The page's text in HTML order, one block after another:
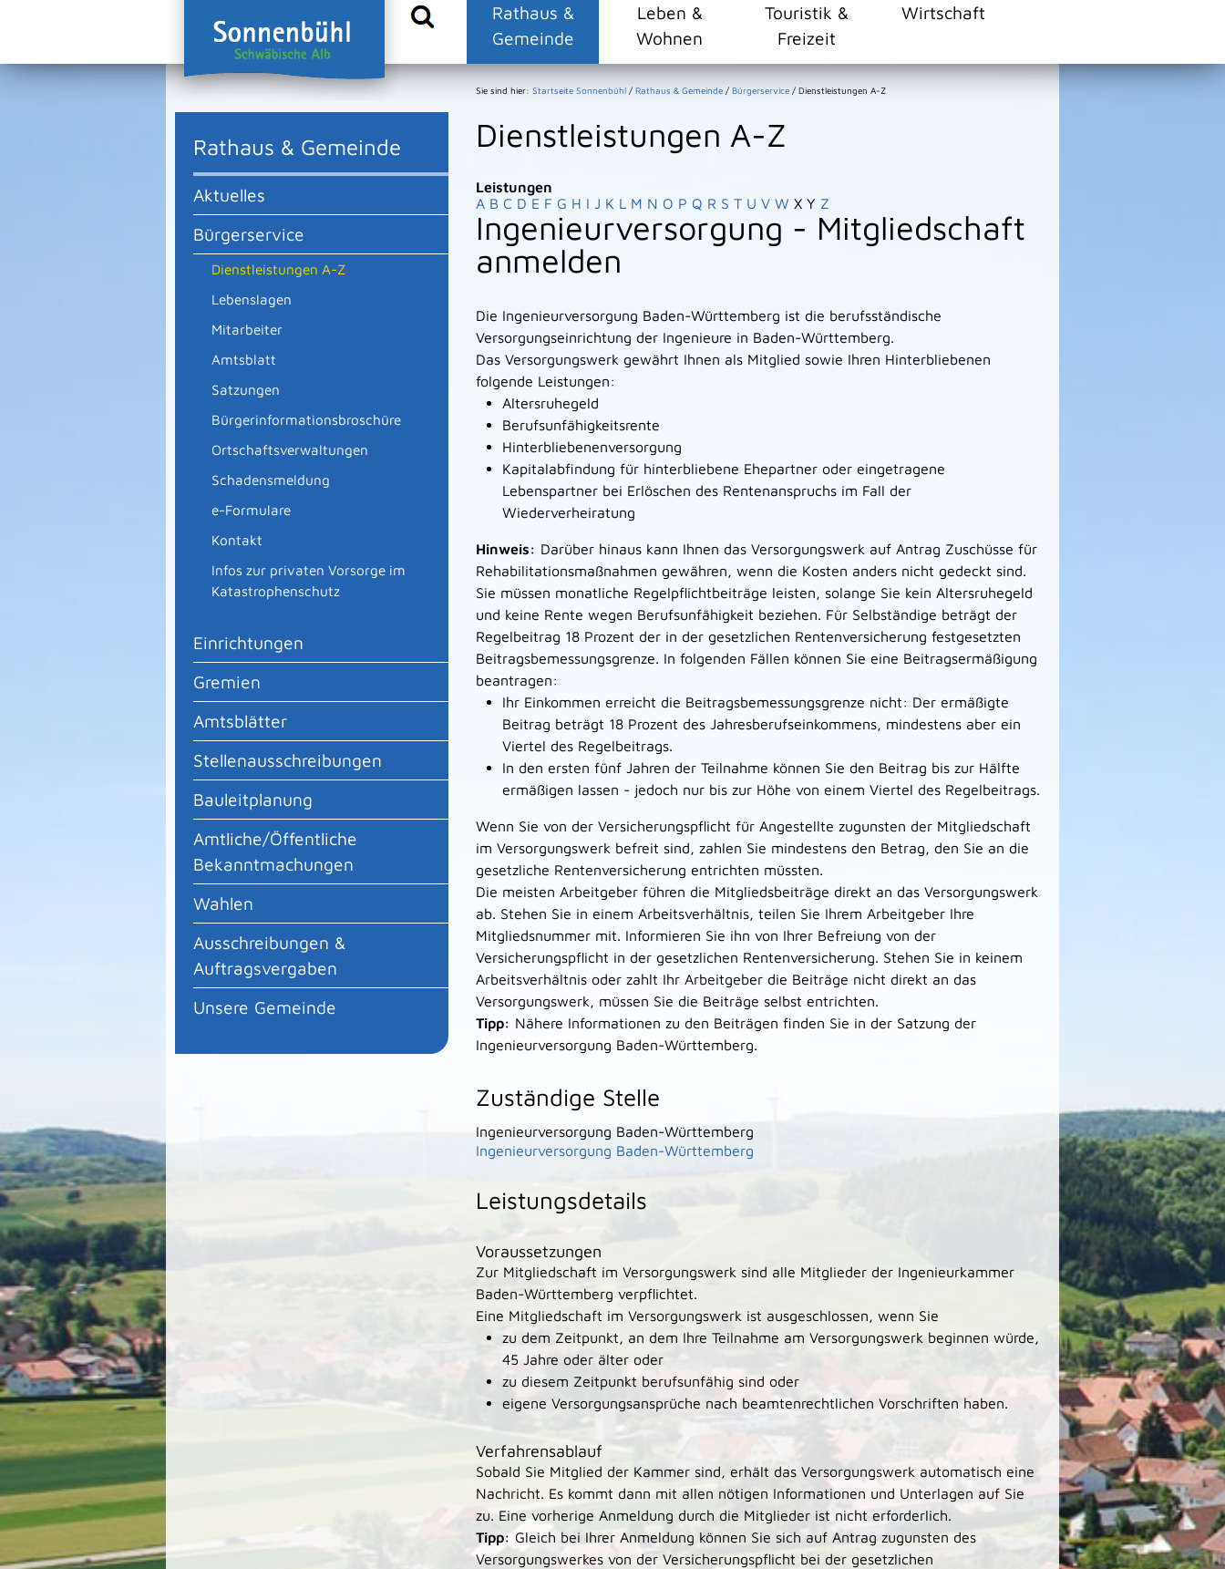
Rathaus &
Gemeinde
Leben &
Wohnen
Touristik &
Freizeit
Wirtschaft
Rathaus & Gemeinde
Aktuelles
Bürgerservice
Dienstleistungen A-Z
Lebenslagen
Mitarbeiter
Amtsblatt
Satzungen
Bürgerinformationsbroschüre
Ortschaftsverwaltungen
Schadensmeldung
e-Formulare
Kontakt
Infos zur privaten Vorsorge im
Katastrophenschutz
Einrichtungen
Gremien
Amtsblätter
Stellenausschreibungen
Bauleitplanung
Amtliche/Öffentliche
Bekanntmachungen
Wahlen
Ausschreibungen &
Auftragsvergaben
Unsere Gemeinde
Sie sind hier: Startseite Sonnenbühl / Rathaus & Gemeinde / Bürgerservice / Dienstleistungen A-Z
Dienstleistungen A-Z
Leistungen
A B C D E F G H I J K L M N O P Q R S T U V W X Y Z
Ingenieurversorgung - Mitgliedschaft
anmelden
Die Ingenieurversorgung Baden-Württemberg ist die berufsständische
Versorgungseinrichtung der Ingenieure in Baden-Württemberg.
Das Versorgungswerk gewährt Ihnen als Mitglied sowie Ihren Hinterbliebenen
folgende Leistungen:
Altersruhegeld
Berufsunfähigkeitsrente
Hinterbliebenenversorgung
Kapitalabfindung für hinterbliebene Ehepartner oder eingetragene
Lebenspartner bei Erlöschen des Rentenanspruchs im Fall der
Wiederverheiratung
Hinweis: Darüber hinaus kann Ihnen das Versorgungswerk auf Antrag Zuschüsse für
Rehabilitationsmaßnahmen gewähren, wenn die Kosten anders nicht gedeckt sind.
Sie müssen monatliche Regelpflichtbeiträge leisten, solange Sie kein Altersruhegeld
und keine Rente wegen Berufsunfähigkeit beziehen. Für Selbständige beträgt der
Regelbeitrag 18 Prozent der in der gesetzlichen Rentenversicherung festgesetzten
Beitragsbemessungsgrenze. In folgenden Fällen können Sie eine Beitragsermäßigung
beantragen:
Ihr Einkommen erreicht die Beitragsbemessungsgrenze nicht: Der ermäßigte
Beitrag beträgt 18 Prozent des Jahresberufseinkommens, mindestens aber ein
Viertel des Regelbeitrags.
In den ersten fünf Jahren der Teilnahme können Sie den Beitrag bis zur Hälfte
ermäßigen lassen - jedoch nur bis zur Höhe von einem Viertel des Regelbeitrags.
Wenn Sie von der Versicherungspflicht für Angestellte zugunsten der Mitgliedschaft
im Versorgungswerk befreit sind, zahlen Sie mindestens den Betrag, den Sie an die
gesetzliche Rentenversicherung entrichten müssten.
Die meisten Arbeitgeber führen die Mitgliedsbeiträge direkt an das Versorgungswerk
ab. Stehen Sie in einem Arbeitsverhältnis, teilen Sie Ihrem Arbeitgeber Ihre
Mitgliedsnummer mit. Informieren Sie ihn von Ihrer Befreiung von der
Versicherungspflicht in der gesetzlichen Rentenversicherung. Stehen Sie in keinem
Arbeitsverhältnis oder zahlt Ihr Arbeitgeber die Beiträge nicht direkt an das
Versorgungswerk, müssen Sie die Beiträge selbst entrichten.
Tipp: Nähere Informationen zu den Beiträgen finden Sie in der Satzung der
Ingenieurversorgung Baden-Württemberg.
Zuständige Stelle
Ingenieurversorgung Baden-Württemberg
Ingenieurversorgung Baden-Württemberg
Leistungsdetails
Voraussetzungen
Zur Mitgliedschaft im Versorgungswerk sind alle Mitglieder der Ingenieurkammer
Baden-Württemberg verpflichtet.
Eine Mitgliedschaft im Versorgungswerk ist ausgeschlossen, wenn Sie
zu dem Zeitpunkt, an dem Ihre Teilnahme am Versorgungswerk beginnen würde,
45 Jahre oder älter oder
zu diesem Zeitpunkt berufsunfähig sind oder
eigene Versorgungsansprüche nach beamtenrechtlichen Vorschriften haben.
Verfahrensablauf
Sobald Sie Mitglied der Kammer sind, erhält das Versorgungswerk automatisch eine
Nachricht. Es kommt dann mit allen nötigen Informationen und Unterlagen auf Sie
zu. Eine vorherige Anmeldung durch die Mitglieder ist nicht erforderlich.
Tipp: Gleich bei Ihrer Anmeldung können Sie sich auf Antrag zugunsten des
Versorgungswerkes von der Versicherungspflicht bei der gesetzlichen